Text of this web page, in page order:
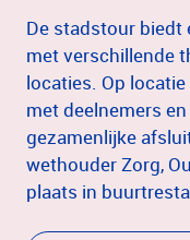
De stadstour biedt
met verschillende
locaties. Op
met deelnemers
gezamenlijke
wethouder Zorg,
plaats in